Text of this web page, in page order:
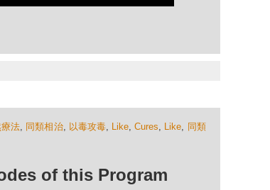
法, 同類相治, 以毒攻毒, Like,Cures, Like, 同類
of this Program